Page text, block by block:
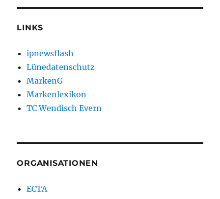
LINKS
ipnewsflash
Lünedatenschutz
MarkenG
Markenlexikon
TC Wendisch Evern
ORGANISATIONEN
ECTA